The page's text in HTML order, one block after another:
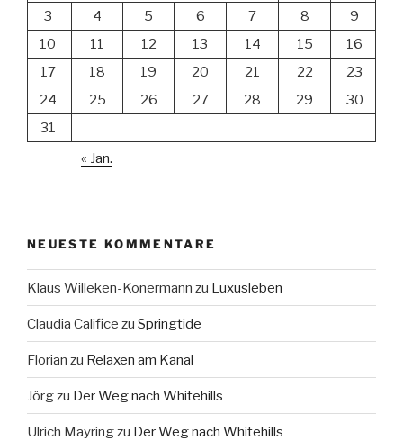
3
4 5 6 7 8
9
10
11 12 13 14 15
16
17
18 19 20 21 22
23
24
25 26 27 28 29
30
31
« Jan.
NEUESTE KOMMENTARE
Klaus Willeken-Konermann zu Luxusleben
Claudia Califice zu Springtide
Florian zu Relaxen am Kanal
Jörgzu Der Weg nach Whitehills
Ulrich Mayringzu Der Weg nach Whitehills